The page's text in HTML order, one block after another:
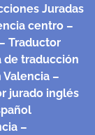
Juradas
centro –
– Traductor
de traducción
Valencia –
jurado inglés
–